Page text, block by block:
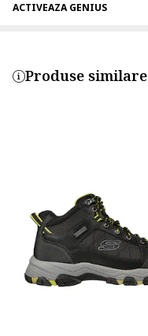
ACTIVEAZA GENIUS
Produse similare